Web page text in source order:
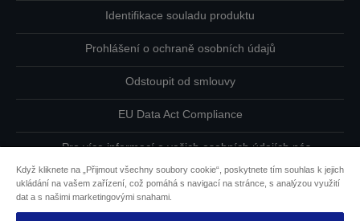
Identifikace souladu produktu
Prohlášení o ochraně osobních údajů
Odstoupit od smlouvy
EU Data Act Compliance
Pro více informací o vašich osobních údajích nás
Informace o souborech cookie
Když kliknete na „Přijmout všechny soubory cookie“, poskytnete tím souhlas k jejich
ukládání na vašem zařízení, což pomáhá s navigací na stránce, s analýzou využití
dat a s našimi marketingovými snahami.